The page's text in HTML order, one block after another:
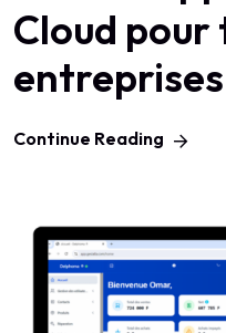
Cloud pour
entreprises
Continue Reading